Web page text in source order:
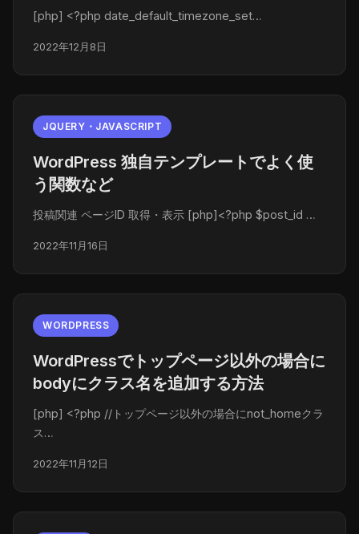
[php] <?php date_default_timezone_set…
2022年12月8日
JQUERY・JAVASCRIPT
WordPress 独自テンプレートでよく使
う関数など
投稿関連 ページID 取得・表示 [php]<?php $post_id …
2022年11月16日
WORDPRESS
WordPressでトップページ以外の場合に
bodyにクラス名を追加する方法
[php] <?php //トップページ以外の場合にnot_homeクラ
ス…
2022年11月12日